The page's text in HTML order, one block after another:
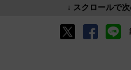
↓ スクロールで